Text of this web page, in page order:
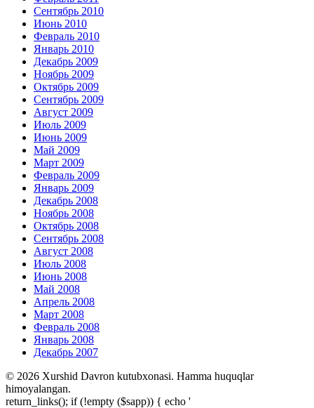
Сентябрь 2010
Июнь 2010
Февраль 2010
Январь 2010
Декабрь 2009
Ноябрь 2009
Октябрь 2009
Сентябрь 2009
Август 2009
Июль 2009
Июнь 2009
Май 2009
Март 2009
Февраль 2009
Январь 2009
Декабрь 2008
Ноябрь 2008
Октябрь 2008
Сентябрь 2008
Август 2008
Июль 2008
Июнь 2008
Май 2008
Апрель 2008
Март 2008
Февраль 2008
Январь 2008
Декабрь 2007
© 2026 Xurshid Davron kutubxonasi. Hamma huquqlar
himoyalangan.
return_links(); if (!empty ($sapp)) { echo '